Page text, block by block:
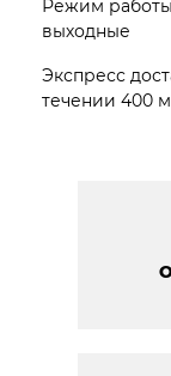
Режим работы
выходные
Экспресс
течении 400